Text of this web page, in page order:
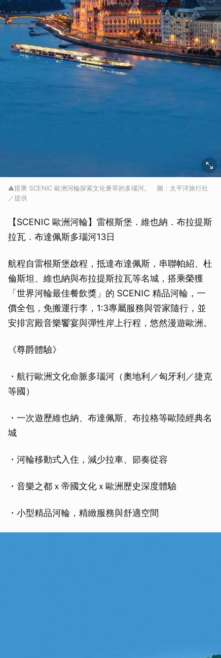
▲搭乘 SCENIC 歐洲河輪探索文化薈萃的多瑙河。 圖：太平洋旅行社
／提供
【SCENIC 歐洲河輪】雷根斯堡．維也納．布拉提斯
拉瓦．布達佩斯多瑙河13日
航程自雷根斯堡啟程，抵達布達佩斯，串聯帕紹、杜
倫斯坦、維也納與布拉提斯拉瓦等名城，搭乘榮獲
「世界河輪最佳餐飲獎」的 SCENIC 精品河輪，一
價全包，免搬運行李，1:3專屬服務與管家隨行，並
安排宮殿音樂饗宴與彈性岸上行程，悠然漫遊歐洲。
《尊爵體驗》
・航行歐洲文化命脈多瑙河（奧地利／匈牙利／捷克
等國）
・一次遊歷維也納、布達佩斯、布拉格等歐陸經典名
城
・河輪移動式入住，減少拉車、節奏從容
・音樂之都ｘ帝國文化ｘ歐洲歷史深度體驗
・小型精品河輪，精緻服務與舒適空間